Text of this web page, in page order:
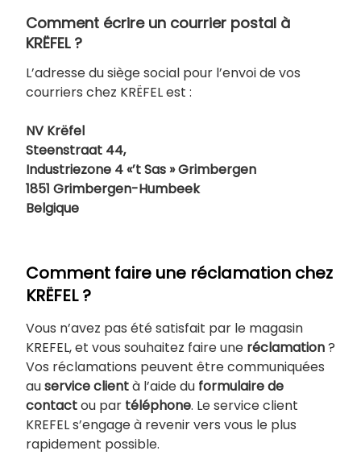
Comment écrire un courrier postal à
KRËFEL ?
L’adresse du siège social pour l’envoi de vos
courriers chez KRËFEL est :
NV Krëfel
Steenstraat 44,
Industriezone 4 «’t Sas » Grimbergen
1851 Grimbergen-Humbeek
Belgique
Comment faire une réclamation chez
KRËFEL ?
Vous n’avez pas été satisfait par le magasin
KREFEL, et vous souhaitez faire une réclamation?
Vos réclamations peuvent être communiquées
auservice clientà l’aide du formulaire de
contactou par téléphone. Le service client
KREFEL s’engage à revenir vers vous le plus
rapidement possible.